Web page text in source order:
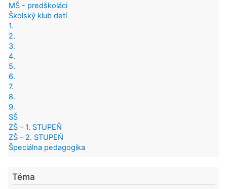
MŠ - predškoláci
Školský klub detí
1.
2.
3.
4.
5.
6.
7.
8.
9.
SŠ
ZŠ – 1. STUPEŇ
ZŠ – 2. STUPEŇ
Špeciálna pedagogika
Téma